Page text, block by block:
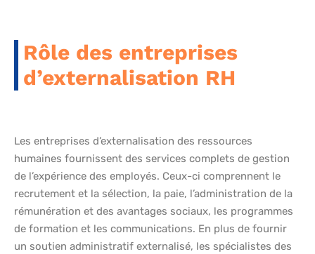
Rôle des entreprises
d’externalisation RH
Les entreprises d’externalisation des ressources
humaines fournissent des services complets de gestion
de l’expérience des employés. Ceux-ci comprennent le
recrutement et la sélection, la paie, l’administration de la
rémunération et des avantages sociaux, les programmes
de formation et les communications. En plus de fournir
un soutien administratif externalisé, les spécialistes des